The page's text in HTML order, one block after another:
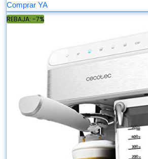
Comprar YA
REBAJA: -7%